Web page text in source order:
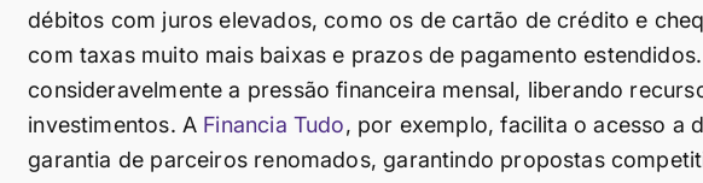
débitos com juros elevados, como os de cartão de crédito e
com taxas muito mais baixas e prazos de pagamento
consideravelmente a pressão financeira mensal, liberando
investimentos. A Financia Tudo, por exemplo, facilita o acesso a
garantia de parceiros renomados, garantindo propostas